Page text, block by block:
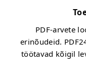
PDF-arvete
erinõudeid.
töötavad kõigil